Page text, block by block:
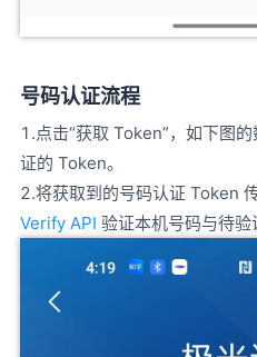
号码认证流程
1.点击“获取 Token”，如下图
证的 Token。
2.将获取到的号码认证 Token
Verify API 验证本机号码与待验